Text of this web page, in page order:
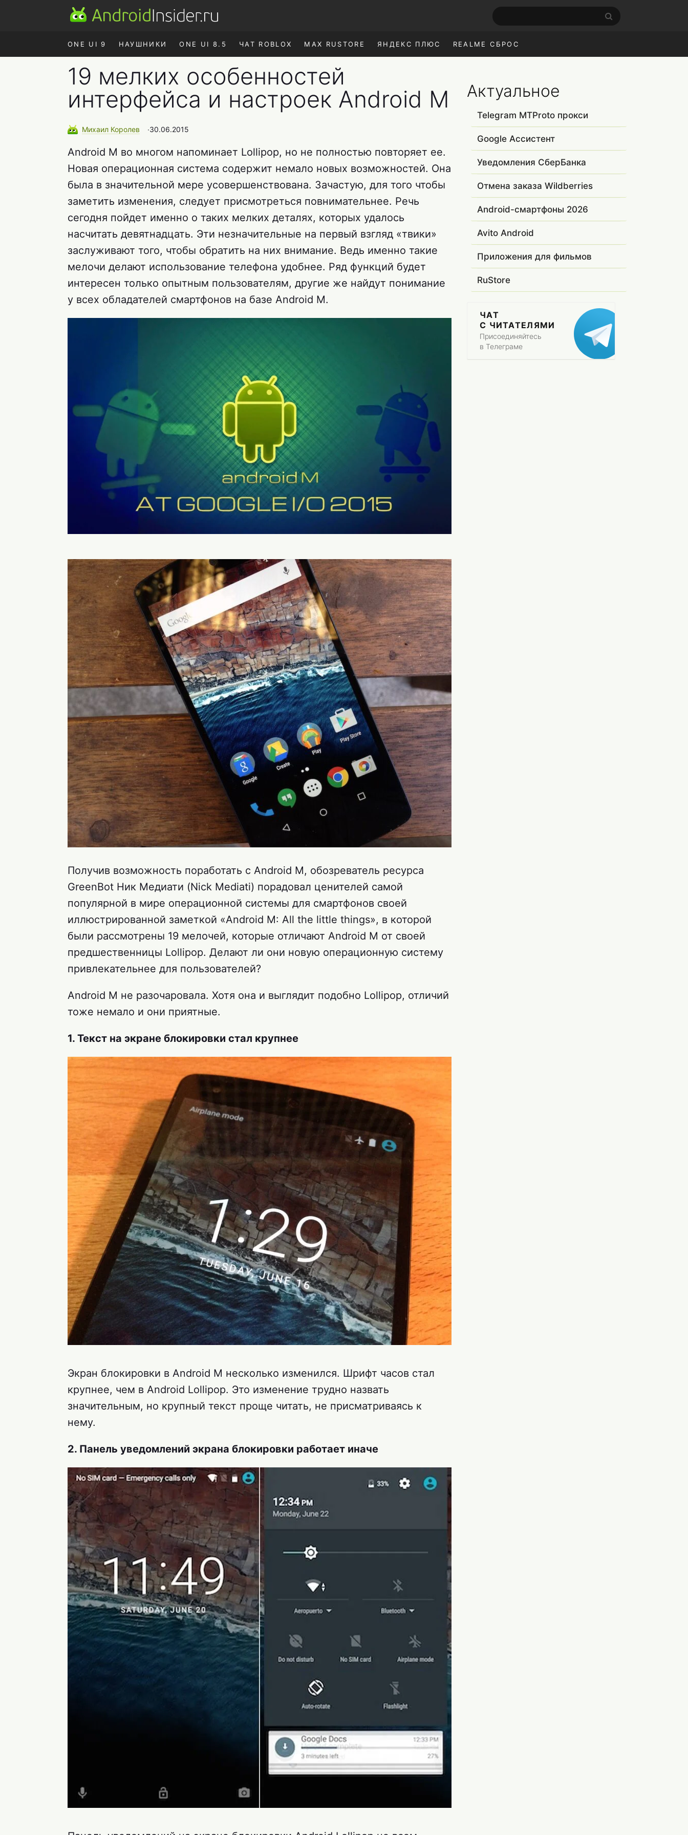
ONE UI 9 НАУШНИКИ ONE UI 8.5 ЧАТ ROBLOX MAX RUSTORE ЯНДЕКС ПЛЮС REALME СБРОС
19 мелких особенностей
интерфейса и настроек Android M
Михаил Королев ∙30.06.2015
Android M во многом напоминает Lollipop, но не полностью повторяет ее.
Новая операционная система содержит немало новых возможностей. Она
была в значительной мере усовершенствована. Зачастую, для того чтобы
заметить изменения, следует присмотреться повнимательнее. Речь
сегодня пойдет именно о таких мелких деталях, которых удалось
насчитать девятнадцать. Эти незначительные на первый взгляд «твики»
заслуживают того, чтобы обратить на них внимание. Ведь именно такие
мелочи делают использование телефона удобнее. Ряд функций будет
интересен только опытным пользователям, другие же найдут понимание
у всех обладателей смартфонов на базе Android M.
Получив возможность поработать с Android M, обозреватель ресурса
GreenBot Ник Медиати (Nick Mediati) порадовал ценителей самой
популярной в мире операционной системы для смартфонов своей
иллюстрированной заметкой «Android M: All the little things», в которой
были рассмотрены 19 мелочей, которые отличают Android M от своей
предшественницы Lollipop. Делают ли они новую операционную систему
привлекательнее для пользователей?
Android M не разочаровала. Хотя она и выглядит подобно Lollipop, отличий
тоже немало и они приятные.
1. Текст на экране блокировки стал крупнее
Экран блокировки в Android M несколько изменился. Шрифт часов стал
крупнее, чем в Android Lollipop. Это изменение трудно назвать
значительным, но крупный текст проще читать, не присматриваясь к
нему.
2. Панель уведомлений экрана блокировки работает иначе
Актуальное
Telegram MTProto прокси
Google Ассистент
Уведомления СберБанка
Отмена заказа Wildberries
Android-смартфоны 2026
Avito Android
Приложения для фильмов
RuStore
ЧАТ
С ЧИТАТЕЛЯМИ
Присоединяйтесь
в Телеграме